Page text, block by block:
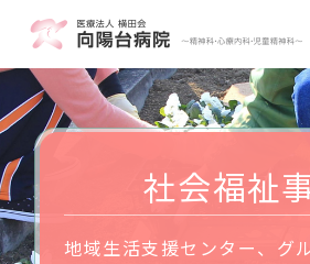
社会福祉
地域生活支援センター、グ